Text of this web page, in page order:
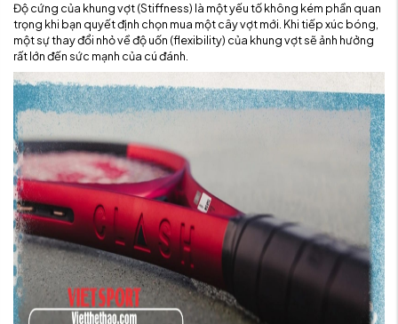
Độ cứng của khung vợt (Stiffness) là một yếu tố không kém phần quan
trọng khi bạn quyết định chọn mua một cây vợt mới. Khi tiếp xúc bóng,
một sự thay đổi nhỏ về độ uốn (flexibility) của khung vợt sẽ ảnh hưởng
rất lớn đến sức mạnh của cú đánh.